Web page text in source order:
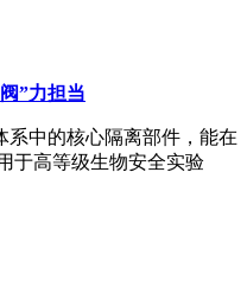
”力担当
系中的核心隔离部件，能在
于高等级生物安全实验